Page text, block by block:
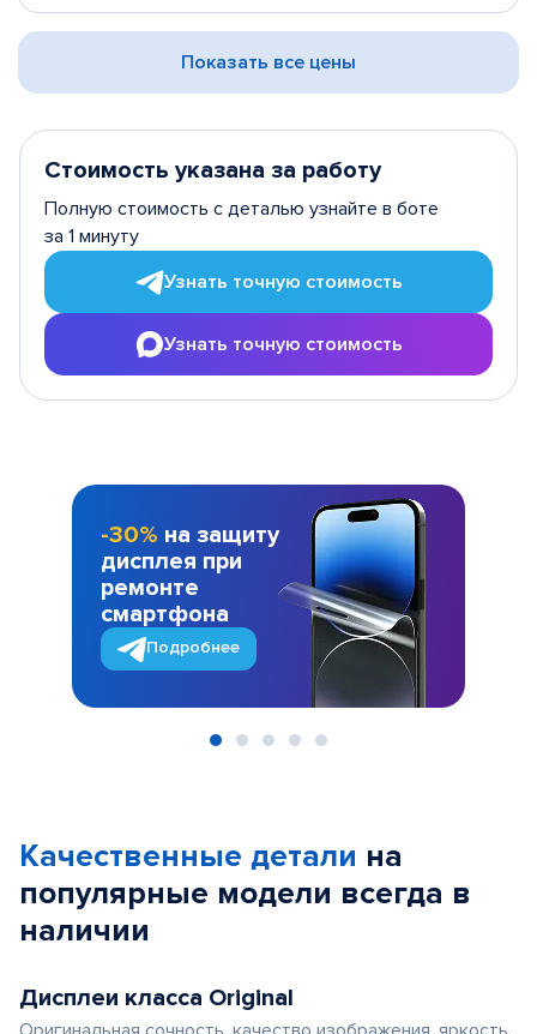
Показать все цены
Стоимость указана за работу
Полную стоимость с деталью узнайте в боте
за 1 минуту
Узнать точную стоимость
Узнать точную стоимость
-30% на защиту
дисплея при
ремонте
смартфона
Подробнее
Качественные детали на
популярные модели всегда в
наличии
Дисплеи класса Original